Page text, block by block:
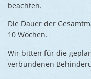
beachten.
Die Dauer der
10 Wochen.
Wir bitten für die
verbundenen